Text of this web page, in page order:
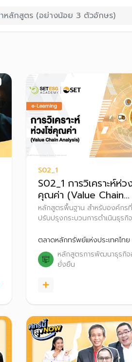
S02_1
S02_1 การวิเคราะห์ห่ว
คุณค่า (Value Chain
Analysis)
หลักสูตรพื้นฐาน สำหรับองค์กร
ปรับปรุงกระบวนการดำเนินธุรกิ
Chain Management) ซึ่งการวิเ
โซ่คุณค่าเป็นกระบวนการขั้นพื้นฐา
จำเป็นต่อการพัฒนาธุรกิจ บนแน
สร้างคุณค่า (Create Value)
ตลาดหลักทรัพย์แห่งประเทศไทย
หลักสูตรการพัฒนาธุรกิจ
ยั่งยืน